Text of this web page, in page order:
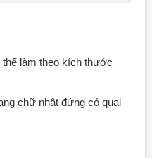
làm theo kích thước
chữ nhật đứng có quai